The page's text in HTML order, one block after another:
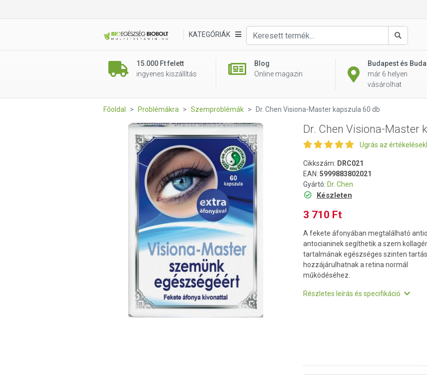
KATEGÓRIÁK
Keresés
15.000 Ft felett
ingyenes kiszállítás
Blog
Online magazin
Budapest és
már 6 helyen
vásárolhat
Főoldal Problémákra Szemproblémák Dr. Chen Visiona-Master kapszula 60 db
Dr. Chen Visiona-Master
Ugrás az
Cikkszám: DRC021
EAN: 5999883802021
Gyártó: Dr. Chen
Készleten
3 710 Ft
A fekete áfonyában megtalálható
antocianinek segíthetik a szem
tartalmának egészséges szinten
hozzájárulhatnak a retina normál
működéséhez.
Részletes leírás és specifikáció